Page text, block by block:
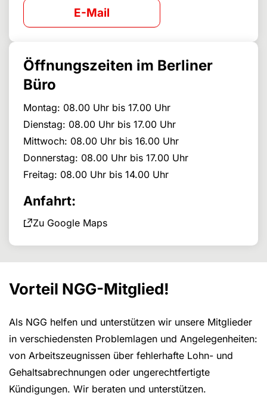
E-Mail
Öffnungszeiten im Berliner
Büro
Montag: 08.00 Uhr bis 17.00 Uhr
Dienstag: 08.00 Uhr bis 17.00 Uhr
Mittwoch: 08.00 Uhr bis 16.00 Uhr
Donnerstag: 08.00 Uhr bis 17.00 Uhr
Freitag: 08.00 Uhr bis 14.00 Uhr
Anfahrt:
Zu Google Maps
Vorteil NGG-Mitglied!
Als NGG helfen und unterstützen wir unsere Mitglieder
in verschiedensten Problemlagen und Angelegenheiten:
von Arbeitszeugnissen über fehlerhafte Lohn- und
Gehaltsabrechnungen oder ungerechtfertigte
Kündigungen. Wir beraten und unterstützen.